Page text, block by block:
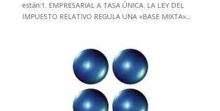
están:1. EMPRESARIAL A TASA ÚNICA. LA LEY DEL
IMPUESTO RELATIVO REGULA UNA «BASE MIXTA»...